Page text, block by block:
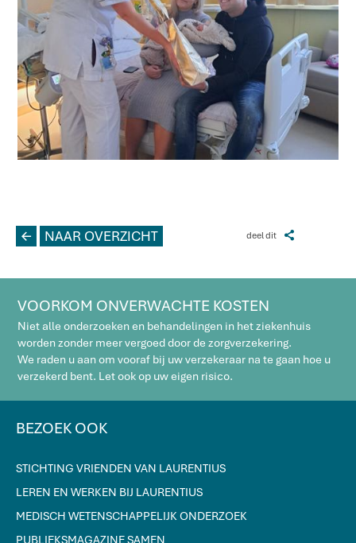
deel dit Z
L NAAR OVERZICHT
VOORKOM ONVERWACHTE KOSTEN
Niet alle onderzoeken en behandelingen in het ziekenhuis
worden zonder meer vergoed door de zorgverzekering.
We raden u aan om vooraf bij uw verzekeraar na te gaan hoe u
verzekerd bent. Let ook op uw eigen risico.
BEZOEK OOK
STICHTING VRIENDEN VAN LAURENTIUS
LEREN EN WERKEN BIJ LAURENTIUS
MEDISCH WETENSCHAPPELIJK ONDERZOEK
PUBLIEKSMAGAZINE SAMEN